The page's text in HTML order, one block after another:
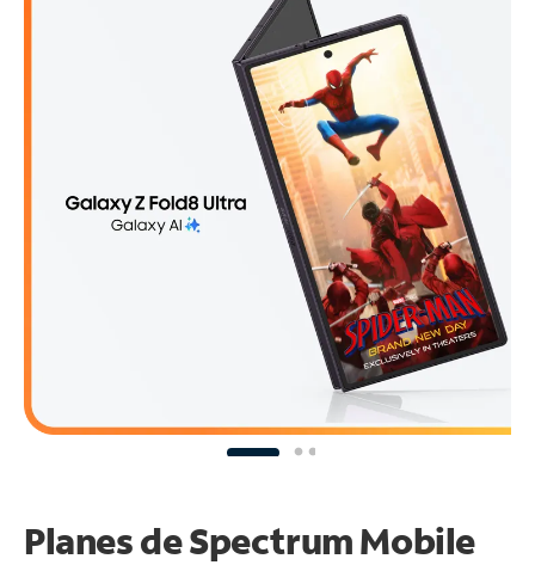
Planes de Spectrum Mobile